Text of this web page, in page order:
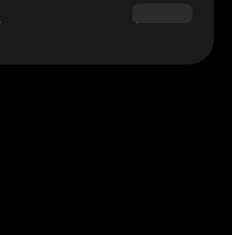
$180.00